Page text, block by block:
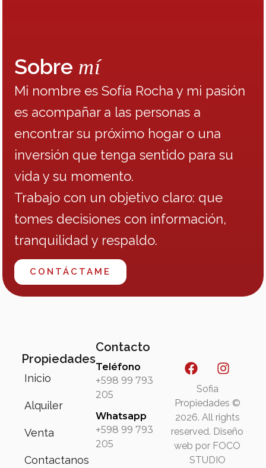
Sobre mí
Mi nombre es Sofía Rocha y mi pasión
es acompañar a las personas a
encontrar su próximo hogar o una
inversión que tenga sentido para su
vida y su momento.
Trabajo con un objetivo claro: que
tomes decisiones con información,
tranquilidad y respaldo.
CONTÁCTAME
Sofia
Propiedades ©
2026. All rights
reserved. Diseño
web por FOCO
STUDIO
Propiedades
Inicio
Alquiler
Venta
Contactanos
Contacto
Teléfono
+598 99 793
205
Whatsapp
+598 99 793
205